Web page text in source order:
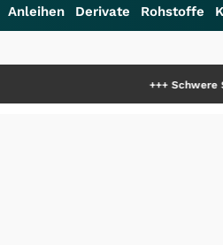
Anleihen Derivate Rohstoffe
Schwere Seltene